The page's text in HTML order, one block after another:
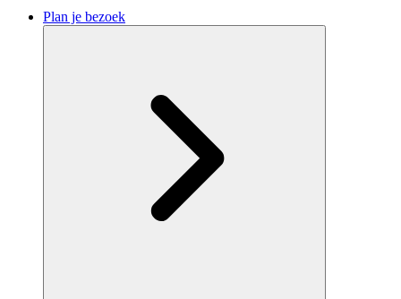
Plan je bezoek